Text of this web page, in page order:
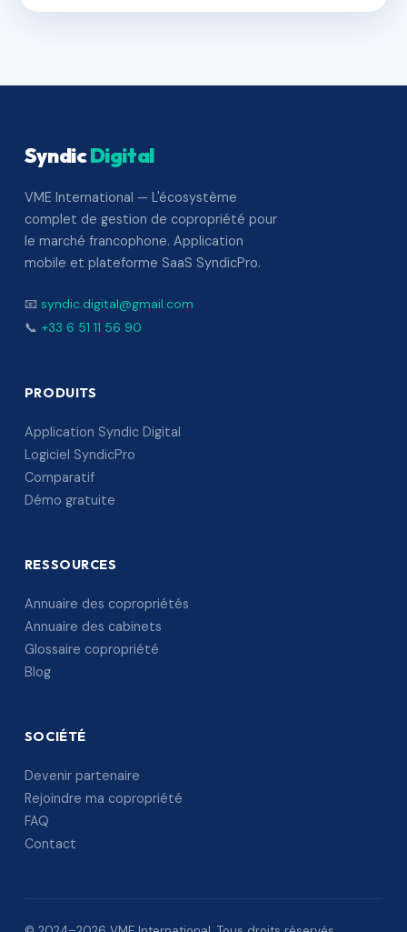
SyndicDigital
VME International — L'écosystème
complet de gestion de copropriété pour
le marché francophone. Application
mobile et plateforme SaaS SyndicPro.
📧 syndic.digital@gmail.com
📞 +33 6 51 11 56 90
PRODUITS
Application Syndic Digital
Logiciel SyndicPro
Comparatif
Démo gratuite
RESSOURCES
Annuaire des copropriétés
Annuaire des cabinets
Glossaire copropriété
Blog
SOCIÉTÉ
Devenir partenaire
Rejoindre ma copropriété
FAQ
Contact